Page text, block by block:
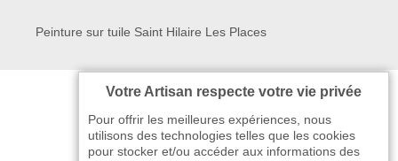
Peinture sur tuile Saint Hilaire Les Places
Votre Artisan respecte votre vie privée
Pour offrir les meilleures expériences, nous
utilisons des technologies telles que les cookies
pour stocker et/ou accéder aux informations des